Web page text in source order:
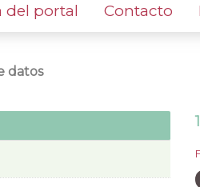
del portal Contacto
datos